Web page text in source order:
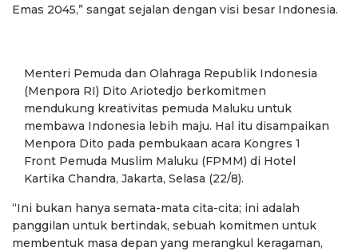
Emas 2045,” sangat sejalan dengan visi besar Indonesia.
Menteri Pemuda dan Olahraga Republik Indonesia
(Menpora RI) Dito Ariotedjo berkomitmen
mendukung kreativitas pemuda Maluku untuk
membawa Indonesia lebih maju. Hal itu disampaikan
Menpora Dito pada pembukaan acara Kongres 1
Front Pemuda Muslim Maluku (FPMM) di Hotel
Kartika Chandra, Jakarta, Selasa (22/8).
“Ini bukan hanya semata-mata cita-cita; ini adalah
panggilan untuk bertindak, sebuah komitmen untuk
membentuk masa depan yang merangkul keragaman,